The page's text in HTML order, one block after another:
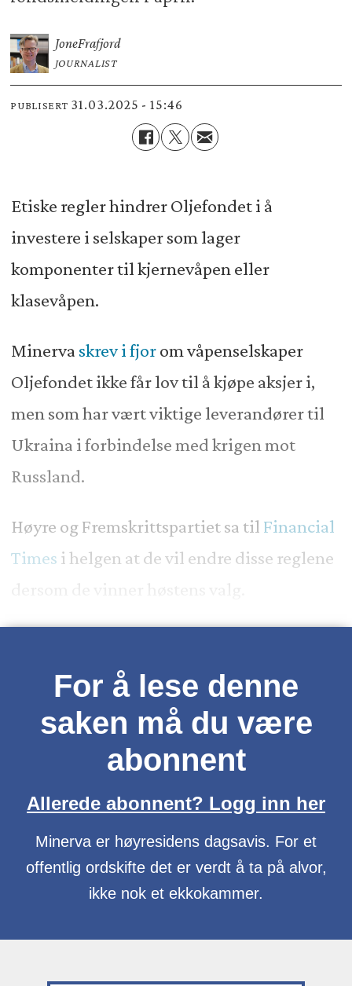
JoneFrafjord
JOURNALIST
PUBLISERT 31.03.2025 - 15:46
Etiske regler hindrer Oljefondet i å
investere i selskaper som lager
komponenter til kjernevåpen eller
klasevåpen.
Minerva skrev i fjorom våpenselskaper
Oljefondet ikke får lov til å kjøpe aksjer i,
men som har vært viktige leverandører til
Ukraina i forbindelse med krigen mot
Russland.
Høyre og Fremskrittspartiet sa til Financial
Times i helgen at de vil endre disse reglene
For å lese denne
saken må du være
abonnent
Allerede abonnent? Logg inn her
Minerva er høyresidens dagsavis. For et
offentlig ordskifte det er verdt å ta på alvor,
ikke nok et ekkokammer.